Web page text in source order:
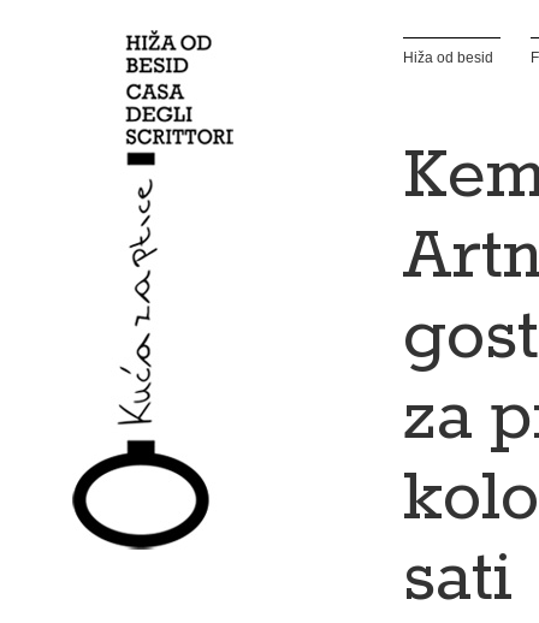
Hiža od besid
za
sati